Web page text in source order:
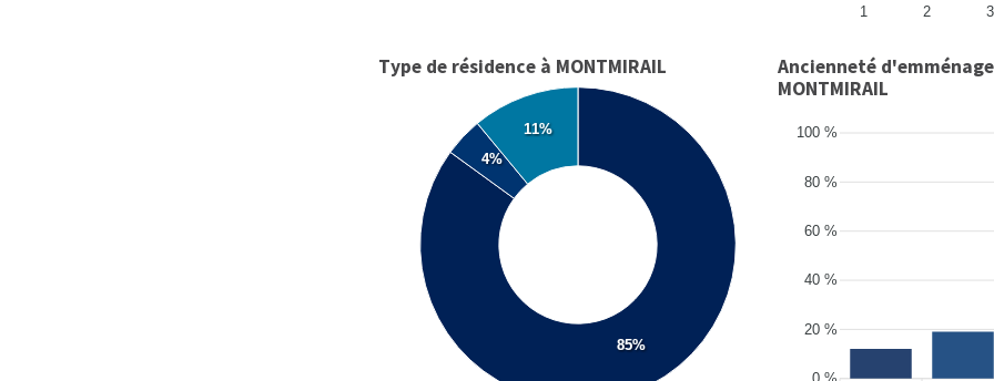
1
2 3
Type de résidence à MONTMIRAIL
85%
4%
11%
Ancienneté
MONTMIRAIL
100 %
80 %
60 %
40 %
20 %